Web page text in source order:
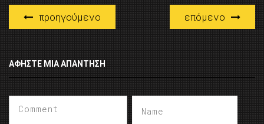
προηγούμενο επόμενο
ΑΦΉΣΤΕ ΜΙΑ ΑΠΆΝΤΗΣΗ